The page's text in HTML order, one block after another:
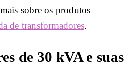
sobre os produtos
de transformadores.
de 30 kVA e suas